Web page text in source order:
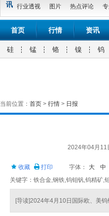
讯 行业透视
图片 热点评论
首页 行情 资讯
硅 锰 铬 镍 钨
当前位置： 首页 > 行情 > 日报
2024年04月11
收藏 打印 字体： 大 中
关键字：铁合金,钢铁,钨钼钒,钨精矿,
[导读]2024年4月10日国际欧、美